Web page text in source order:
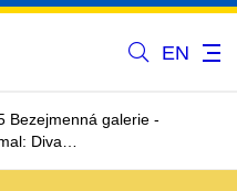
EN
Bezejmenná galerie -
Diva…